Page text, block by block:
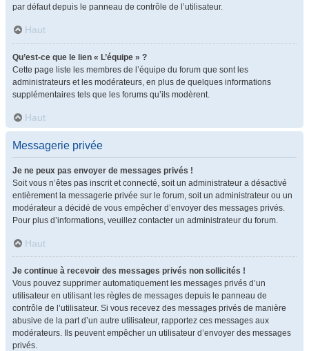
par défaut depuis le panneau de contrôle de l’utilisateur.
Haut
Qu’est-ce que le lien « L’équipe » ?
Cette page liste les membres de l’équipe du forum que sont les
administrateurs et les modérateurs, en plus de quelques informations
supplémentaires tels que les forums qu’ils modèrent.
Haut
Messagerie privée
Je ne peux pas envoyer de messages privés !
Soit vous n’êtes pas inscrit et connecté, soit un administrateur a désactivé
entièrement la messagerie privée sur le forum, soit un administrateur ou un
modérateur a décidé de vous empêcher d’envoyer des messages privés.
Pour plus d’informations, veuillez contacter un administrateur du forum.
Haut
Je continue à recevoir des messages privés non sollicités !
Vous pouvez supprimer automatiquement les messages privés d’un
utilisateur en utilisant les règles de messages depuis le panneau de
contrôle de l’utilisateur. Si vous recevez des messages privés de manière
abusive de la part d’un autre utilisateur, rapportez ces messages aux
modérateurs. Ils peuvent empêcher un utilisateur d’envoyer des messages
privés.